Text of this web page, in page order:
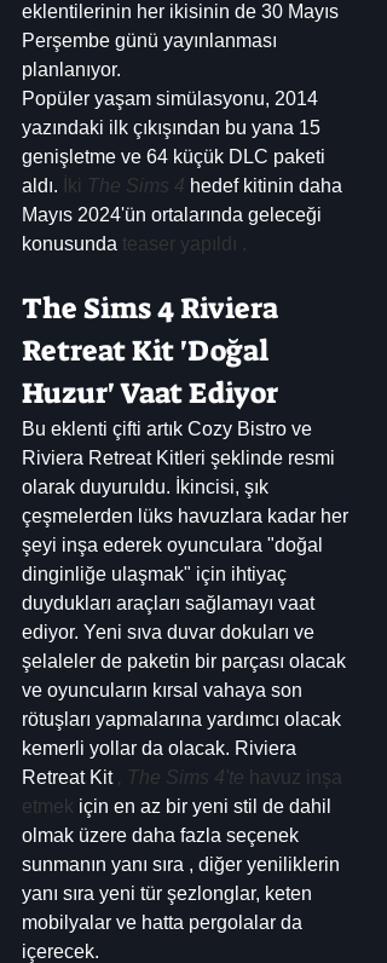
eklentilerinin her ikisinin de 30 Mayıs
Perşembe günü yayınlanması
planlanıyor.
Popüler yaşam simülasyonu, 2014
yazındaki ilk çıkışından bu yana 15
genişletme ve 64 küçük DLC paketi
aldı.
İki The Sims 4 hedef kitinin daha
Mayıs 2024'ün ortalarında geleceği
konusunda teaser yapıldı .
The Sims 4 Riviera
Retreat Kit 'Doğal
Huzur' Vaat Ediyor
Bu eklenti çifti artık Cozy Bistro ve
Riviera Retreat Kitleri şeklinde resmi
olarak duyuruldu. İkincisi, şık
çeşmelerden lüks havuzlara kadar her
şeyi inşa ederek oyunculara "doğal
dinginliğe ulaşmak" için ihtiyaç
duydukları araçları sağlamayı vaat
ediyor. Yeni sıva duvar dokuları ve
şelaleler de paketin bir parçası olacak
ve oyuncuların kırsal vahaya son
rötuşları yapmalarına yardımcı olacak
kemerli yollar da olacak. Riviera
Retreat Kit , The Sims 4'te havuz inşa
etmek için en az bir yeni stil de dahil
olmak üzere daha fazla seçenek
sunmanın yanı sıra , diğer yeniliklerin
yanı sıra yeni tür şezlonglar, keten
mobilyalar ve hatta pergolalar da
içerecek.